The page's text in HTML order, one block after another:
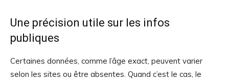
Une précision utile sur les infos
publiques
Certaines données, comme l’âge exact, peuvent varier
selon les sites ou être absentes. Quand c’est le cas, le